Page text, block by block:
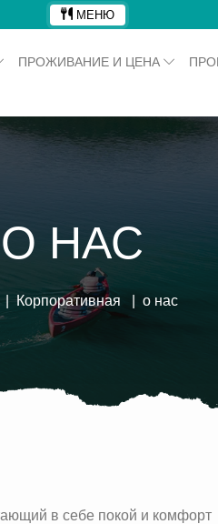
МЕНЮ
ПРОЖИВАНИЕ И ЦЕНА
О НАС
Корпоративная о нас
в себе покой и комфорт